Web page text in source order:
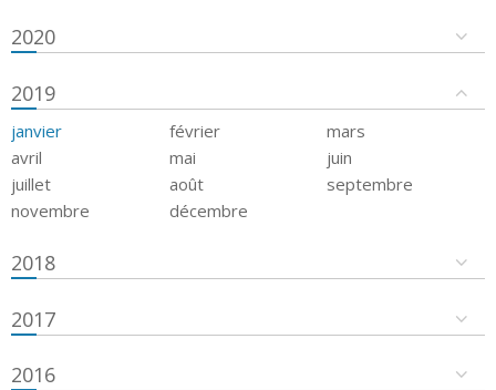
2020
2019
janvier février
mars
avril
mai
juin
juillet
août
septembre
novembre
décembre
2018
2017
2016